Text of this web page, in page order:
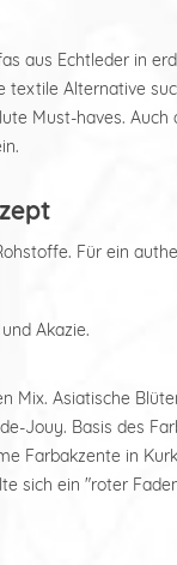
aus Echtleder in
textile Alternative
Must-haves. Auch
Für ein
Akazie.
Mix. Asiatische
Jouy. Basis des
Farbakzente in
sich ein "roter